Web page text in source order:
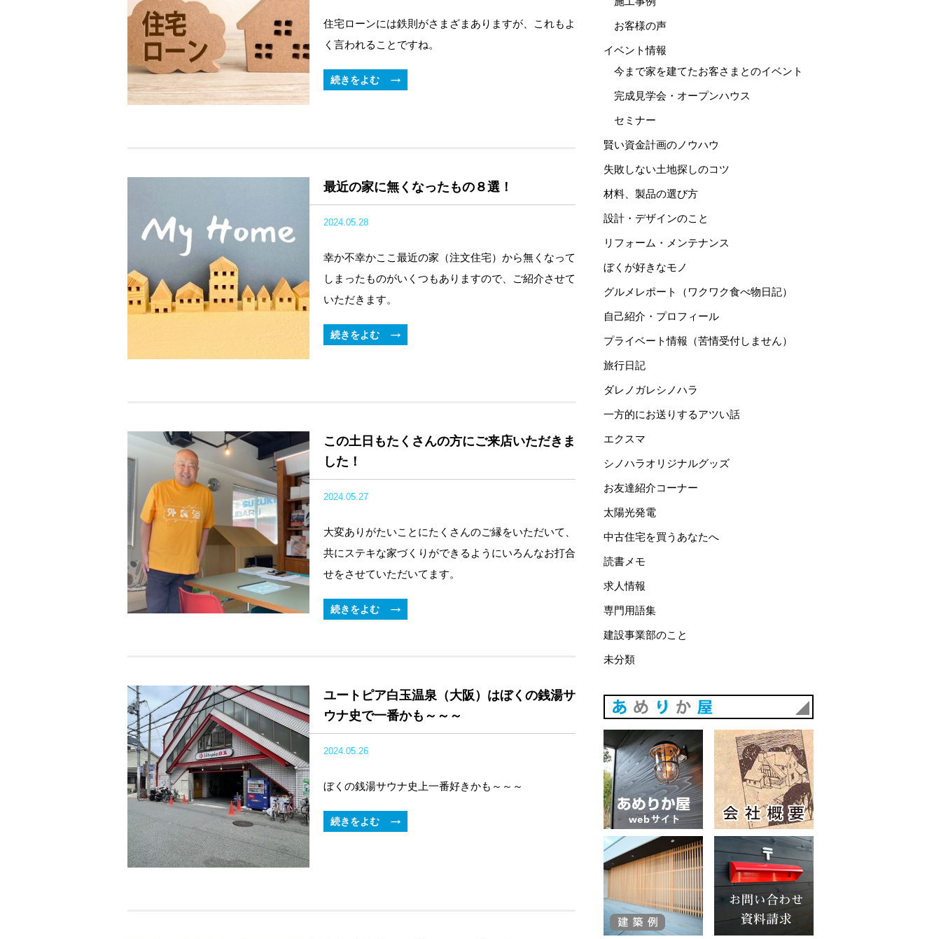
住宅ローンには鉄則がさまざまありますが、これもよ
く言われることですね。
続きをよむ
最近の家に無くなったもの８選！
2024.05.28
幸か不幸かここ最近の家（注文住宅）から無くなって
しまったものがいくつもありますので、ご紹介させて
いただきます。
続きをよむ
この土日もたくさんの方にご来店いただきま
した！
2024.05.27
大変ありがたいことにたくさんのご縁をいただいて、
共にステキな家づくりができるようにいろんなお打合
せをさせていただいてます。
続きをよむ
ユートピア白玉温泉（大阪）はぼくの銭湯サ
ウナ史で一番かも～～～
2024.05.26
ぼくの銭湯サウナ史上一番好きかも～～～
続きをよむ
お客様の声
イベント情報
今まで家を建てたお客さまとのイベント
完成見学会・オープンハウス
セミナー
賢い資金計画のノウハウ
失敗しない土地探しのコツ
材料、製品の選び方
設計・デザインのこと
リフォーム・メンテナンス
ぼくが好きなモノ
グルメレポート（ワクワク食べ物日記）
自己紹介・プロフィール
プライベート情報（苦情受付しません）
旅行日記
ダレノガレシノハラ
一方的にお送りするアツい話
エクスマ
シノハラオリジナルグッズ
お友達紹介コーナー
太陽光発電
中古住宅を買うあなたへ
読書メモ
求人情報
専門用語集
建設事業部のこと
未分類
あめりか屋WEBサイト